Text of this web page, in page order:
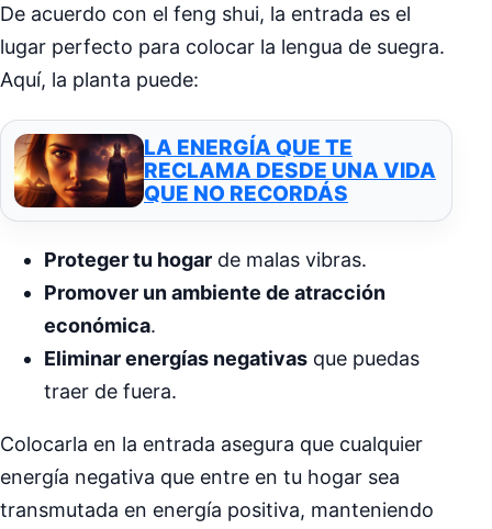
De acuerdo con el feng shui, la entrada es el
lugar perfecto para colocar la lengua de suegra.
Aquí, la planta puede:
LA ENERGÍA QUE TE
RECLAMA DESDE UNA VIDA
QUE NO RECORDÁS
Proteger tu hogar de malas vibras.
Promover un ambiente de atracción
económica.
Eliminar energías negativas que puedas
traer de fuera.
Colocarla en la entrada asegura que cualquier
energía negativa que entre en tu hogar sea
transmutada en energía positiva, manteniendo